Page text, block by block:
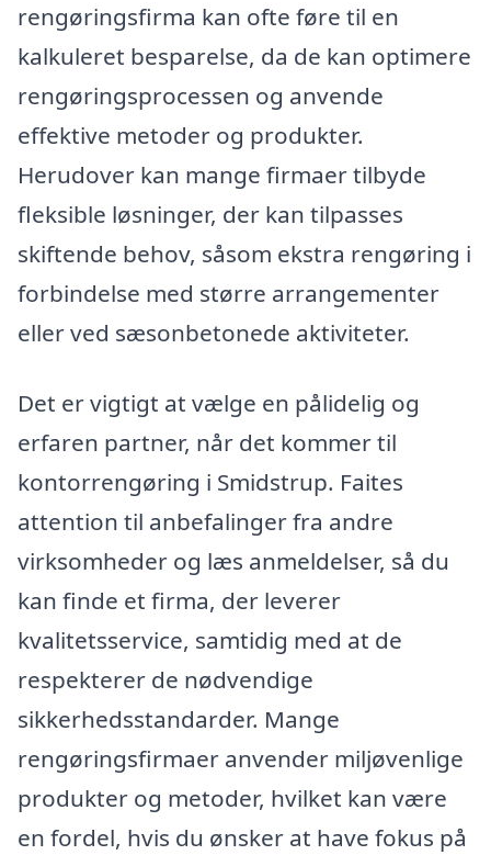
rengøringsfirma kan ofte føre til en
kalkuleret besparelse, da de kan optimere
rengøringsprocessen og anvende
effektive metoder og produkter.
Herudover kan mange firmaer tilbyde
fleksible løsninger, der kan tilpasses
skiftende behov, såsom ekstra rengøring i
forbindelse med større arrangementer
eller ved sæsonbetonede aktiviteter.
Det er vigtigt at vælge en pålidelig og
erfaren partner, når det kommer til
kontorrengøring i Smidstrup. Faites
attention til anbefalinger fra andre
virksomheder og læs anmeldelser, så du
kan finde et firma, der leverer
kvalitetsservice, samtidig med at de
respekterer de nødvendige
sikkerhedsstandarder. Mange
rengøringsfirmaer anvender miljøvenlige
produkter og metoder, hvilket kan være
en fordel, hvis du ønsker at have fokus på